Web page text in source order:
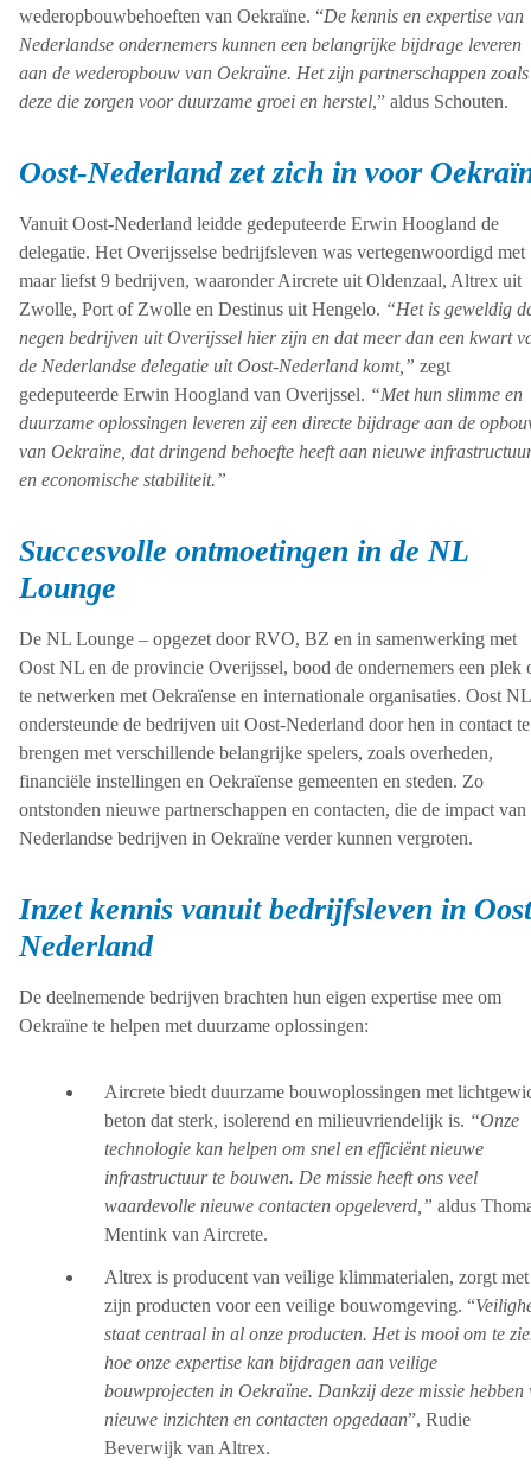
wederopbouwbehoeften van Oekraïne. “De kennis en expertise van
Nederlandse ondernemers kunnen een belangrijke bijdrage leveren
aan de wederopbouw van Oekraïne. Het zijn partnerschappen zoals
deze die zorgen voor duurzame groei en herstel,” aldus Schouten.
Oost-Nederland zet zich in voor
Vanuit Oost-Nederland leidde gedeputeerde Erwin Hoogland de
delegatie. Het Overijsselse bedrijfsleven was vertegenwoordigd met
maar liefst 9 bedrijven, waaronder Aircrete uit Oldenzaal, Altrex uit
Zwolle, Port of Zwolle en Destinus uit Hengelo. “Het is geweldig
negen bedrijven uit Overijssel hier zijn en dat meer dan een kwart
de Nederlandse delegatie uit Oost-Nederland komt,” zegt
gedeputeerde Erwin Hoogland van Overijssel. “Met hun slimme en
duurzame oplossingen leveren zij een directe bijdrage aan de
van Oekraïne, dat dringend behoefte heeft aan nieuwe
en economische stabiliteit.”
Succesvolle ontmoetingen in de NL
Lounge
De NL Lounge – opgezet door RVO, BZ en in samenwerking met
Oost NL en de provincie Overijssel, bood de ondernemers een plek
te netwerken met Oekraïense en internationale organisaties. Oost NL
ondersteunde de bedrijven uit Oost-Nederland door hen in contact te
brengen met verschillende belangrijke spelers, zoals overheden,
financiële instellingen en Oekraïense gemeenten en steden. Zo
ontstonden nieuwe partnerschappen en contacten, die de impact van
Nederlandse bedrijven in Oekraïne verder kunnen vergroten.
Inzet kennis vanuit bedrijfsleven in
Nederland
De deelnemende bedrijven brachten hun eigen expertise mee om
Oekraïne te helpen met duurzame oplossingen:
Aircrete biedt duurzame bouwoplossingen met
beton dat sterk, isolerend en milieuvriendelijk is. “Onze
technologie kan helpen om snel en efficiënt nieuwe
infrastructuur te bouwen. De missie heeft ons veel
waardevolle nieuwe contacten opgeleverd,” aldus
Mentink van Aircrete.
Altrex is producent van veilige klimmaterialen, zorgt met
zijn producten voor een veilige bouwomgeving. “
staat centraal in al onze producten. Het is mooi om te
hoe onze expertise kan bijdragen aan veilige
bouwprojecten in Oekraïne. Dankzij deze missie hebben
nieuwe inzichten en contacten opgedaan”, Rudie
Beverwijk van Altrex.